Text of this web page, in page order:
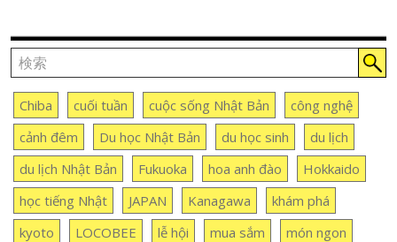
Chiba cuối tuần cuộc sống Nhật Bản
công nghệ
cảnh đêm
Du học Nhật Bản du học sinh
du lịch
du lịch Nhật Bản
Fukuoka hoa anh đào
Hokkaido
học tiếng Nhật
JAPAN Kanagawa
khám phá
kyoto
LOCOBEE lễ hội mua sắm
món ngon